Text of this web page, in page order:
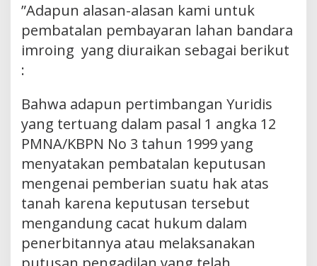
”Adapun alasan-alasan kami untuk
pembatalan pembayaran lahan bandara
imroing yang diuraikan sebagai berikut
:
Bahwa adapun pertimbangan Yuridis
yang tertuang dalam pasal 1 angka 12
PMNA/KBPN No 3 tahun 1999 yang
menyatakan pembatalan keputusan
mengenai pemberian suatu hak atas
tanah karena keputusan tersebut
mengandung cacat hukum dalam
penerbitannya atau melaksanakan